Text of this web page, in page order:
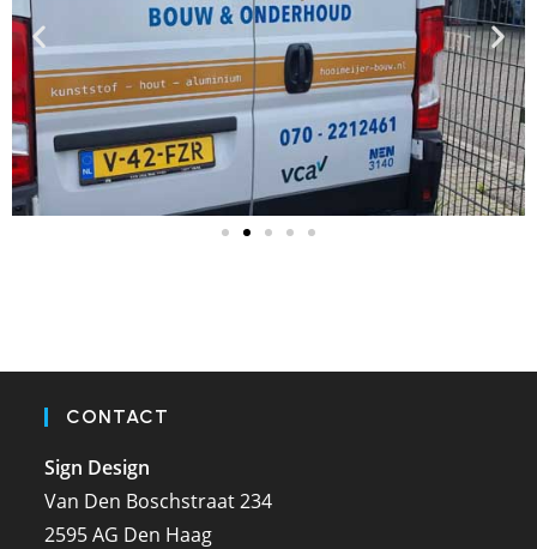
CONTACT
Sign Design
Van Den Boschstraat 234
2595 AG Den Haag